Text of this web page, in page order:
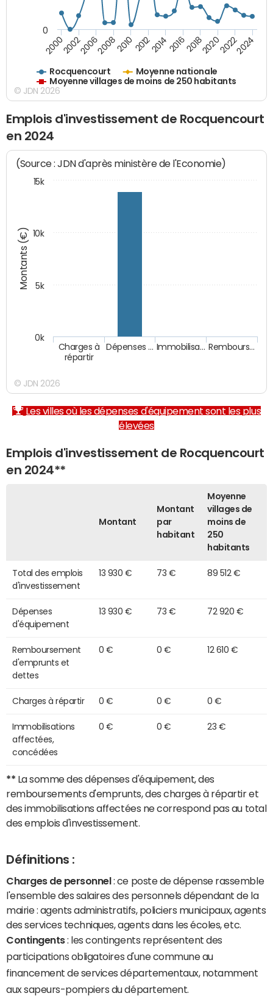
Rocquencourt
Moyenne nationale
Moyenne villages de moins de 250 habitants
20002002200620082010 2012201420162018202020222024
0
© JDN 2026
Emplois d'investissement de Rocquencourt
en 2024
Montants (€)
(Source : JDN d'après ministère de l'Economie)
Charges à
répartir
Dépenses … Immobilisa… Rembours…
0k
5k
10k
15k
© JDN 2026
Les villes où les dépenses d'équipement sont les plus
élevées
Emplois d'investissement de Rocquencourt
en 2024**
Montant
Montant
par
habitant
Moyenne
villages de
moins de
250
habitants
Total des emplois
d'investissement
13 930 € 73 € 89 512 €
Dépenses
d'équipement
13 930 € 73 € 72 920 €
Remboursement
d'emprunts et
dettes
0 € 0 € 12 610 €
Charges à répartir 0 € 0 € 0 €
Immobilisations
affectées,
concédées
0 € 0 € 23 €
** La somme des dépenses d'équipement, des
remboursements d'emprunts, des charges à répartir et
des immobilisations affectées ne correspond pas au total
des emplois d'investissement.
Définitions :
Charges de personnel : ce poste de dépense rassemble
l'ensemble des salaires des personnels dépendant de la
mairie : agents administratifs, policiers municipaux, agents
des services techniques, agents dans les écoles, etc.
Contingents: les contingents représentent des
participations obligatoires d'une commune au
financement de services départementaux, notamment
aux sapeurs-pompiers du département.